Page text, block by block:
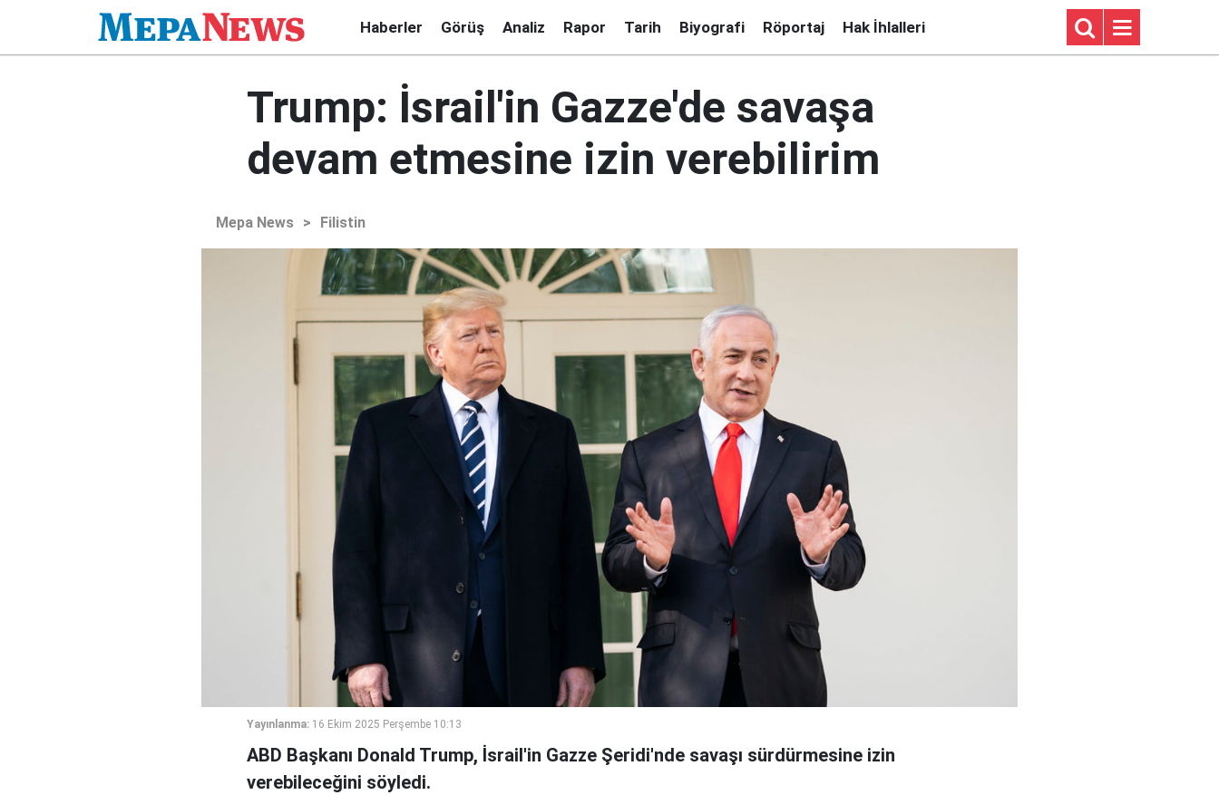
Haberler Görüş Analiz Rapor Tarih Biyografi Röportaj Hak İhlalleri
Trump: İsrail'in Gazze'de savaşa
devam etmesine izin verebilirim
Mepa News > Filistin
Yayınlanma: 16 Ekim 2025 Perşembe 10:13
ABD Başkanı Donald Trump, İsrail'in Gazze Şeridi'nde savaşı sürdürmesine izin
verebileceğini söyledi.